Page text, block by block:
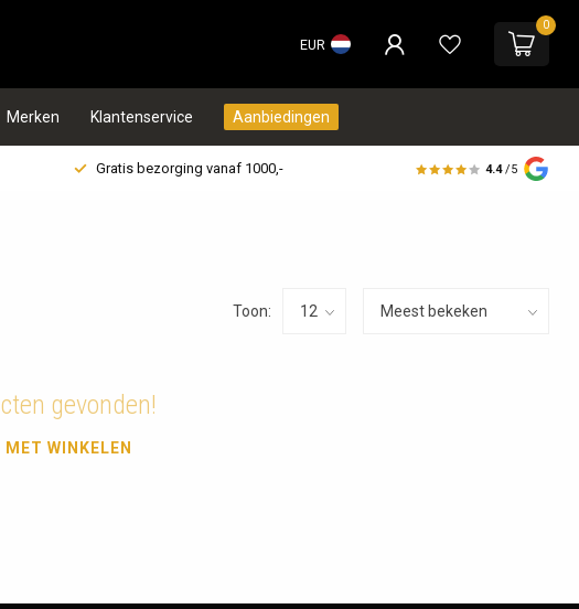
EUR
0
Merken Klantenservice Aanbiedingen
Gratis bezorging vanaf 1000,- 4.4 /5
Toon:
gevonden!
MET WINKELEN